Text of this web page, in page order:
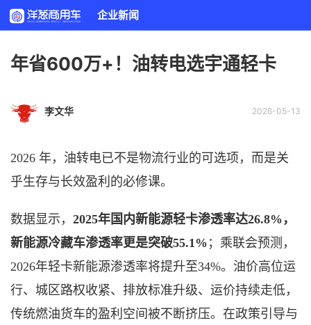
企业新闻
年省600万+！油转电选宇通轻卡
2026-05-13
李文华
2026 年，油转电已不是物流行业的可选项，而是关
乎生存与长效盈利的必修课。
数据显示， 2025年国内新能源轻卡渗透率达26.8%，
新能源冷藏车渗透率更是突破55.1% ；乘联会预测，
2026年轻卡新能源渗透率将提升至34%。油价高位运
行、城区路权收紧、排放标准升级、运价持续走低，
传统燃油货车的盈利空间被不断挤压。在政策引导与